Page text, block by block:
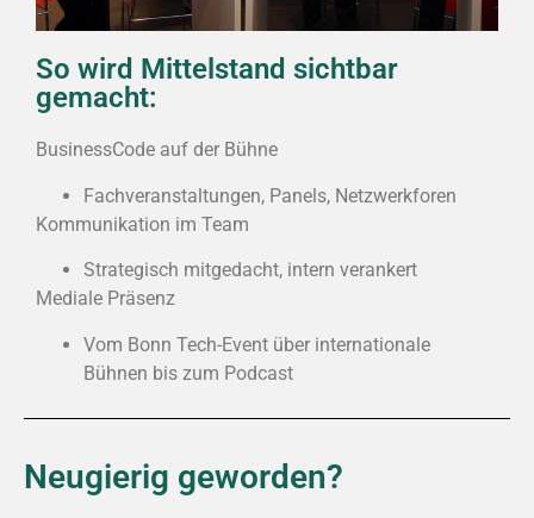
So wird Mittelstand sichtbar
gemacht:
BusinessCode auf der Bühne
Fachveranstaltungen, Panels, Netzwerkforen
Kommunikation im Team
Strategisch mitgedacht, intern verankert
Mediale Präsenz
Vom Bonn Tech-Event über internationale
Bühnen bis zum Podcast
Neugierig geworden?